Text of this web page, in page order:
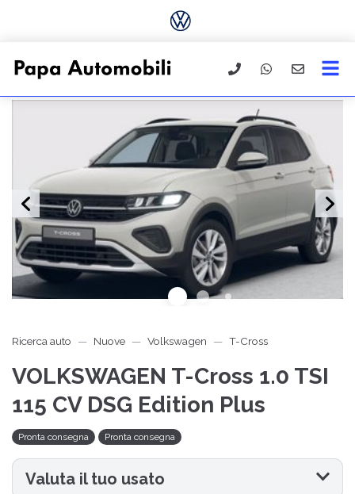
Ricerca auto Nuove Volkswagen T-Cross
VOLKSWAGEN T-Cross 1.0 TSI
115 CV DSG Edition Plus
Pronta consegna Pronta consegna
Valuta il tuo usato